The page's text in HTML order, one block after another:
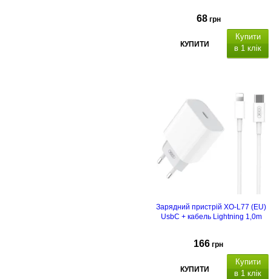
68 грн
КУПИТИ
Купити
в 1 клік
Зарядний пристрій XO-L77 (EU)
UsbC + кабель Lightning 1,0m
166 грн
КУПИТИ
Купити
в 1 клік